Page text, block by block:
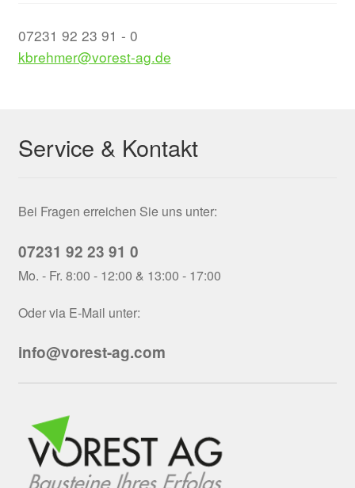
07231 92 23 91 - 0
kbrehmer@vorest-ag.de
Service & Kontakt
Bei Fragen erreichen Sie uns unter:
07231 92 23 91 0
Mo. - Fr. 8:00 - 12:00 & 13:00 - 17:00
Oder via E-Mail unter:
info@vorest-ag.com